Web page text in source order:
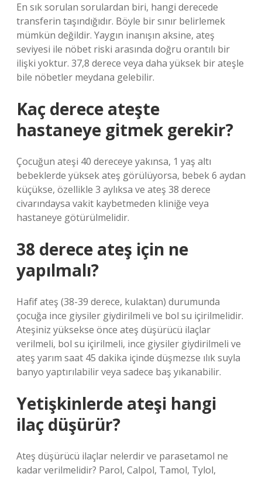
En sık sorulan sorulardan biri, hangi derecede
transferin taşındığıdır. Böyle bir sınır belirlemek
mümkün değildir. Yaygın inanışın aksine, ateş
seviyesi ile nöbet riski arasında doğru orantılı bir
ilişki yoktur. 37,8 derece veya daha yüksek bir ateşle
bile nöbetler meydana gelebilir.
Kaç derece ateşte
hastaneye gitmek gerekir?
Çocuğun ateşi 40 dereceye yakınsa, 1 yaş altı
bebeklerde yüksek ateş görülüyorsa, bebek 6 aydan
küçükse, özellikle 3 aylıksa ve ateş 38 derece
civarındaysa vakit kaybetmeden kliniğe veya
hastaneye götürülmelidir.
38 derece ateş için ne
yapılmalı?
Hafif ateş (38-39 derece, kulaktan) durumunda
çocuğa ince giysiler giydirilmeli ve bol su içirilmelidir.
Ateşiniz yüksekse önce ateş düşürücü ilaçlar
verilmeli, bol su içirilmeli, ince giysiler giydirilmeli ve
ateş yarım saat 45 dakika içinde düşmezse ılık suyla
banyo yaptırılabilir veya sadece baş yıkanabilir.
Yetişkinlerde ateşi hangi
ilaç düşürür?
Ateş düşürücü ilaçlar nelerdir ve parasetamol ne
kadar verilmelidir? Parol, Calpol, Tamol, Tylol,